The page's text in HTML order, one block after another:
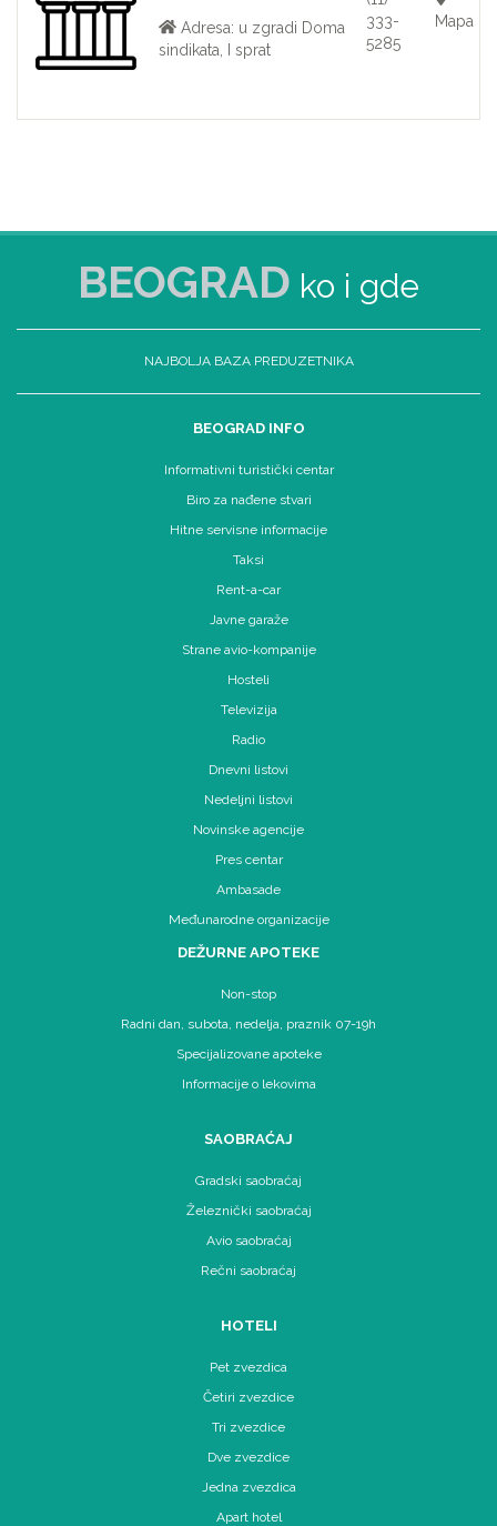
Adresa: u zgradi Doma
sindikata, I sprat
333-
5285
Mapa
BEOGRAD ko i gde
NAJBOLJA BAZA PREDUZETNIKA
BEOGRAD INFO
Informativni turistički centar
Biro za nađene stvari
Hitne servisne informacije
Taksi
Rent-a-car
Javne garaže
Strane avio-kompanije
Hosteli
Televizija
Radio
Dnevni listovi
Nedeljni listovi
Novinske agencije
Pres centar
Ambasade
Međunarodne organizacije
DEŽURNE APOTEKE
Non-stop
Radni dan, subota, nedelja, praznik 07-19h
Specijalizovane apoteke
Informacije o lekovima
SAOBRAĆAJ
Gradski saobraćaj
Železnički saobraćaj
Avio saobraćaj
Rečni saobraćaj
HOTELI
Pet zvezdica
Četiri zvezdice
Tri zvezdice
Dve zvezdice
Jedna zvezdica
Apart hotel